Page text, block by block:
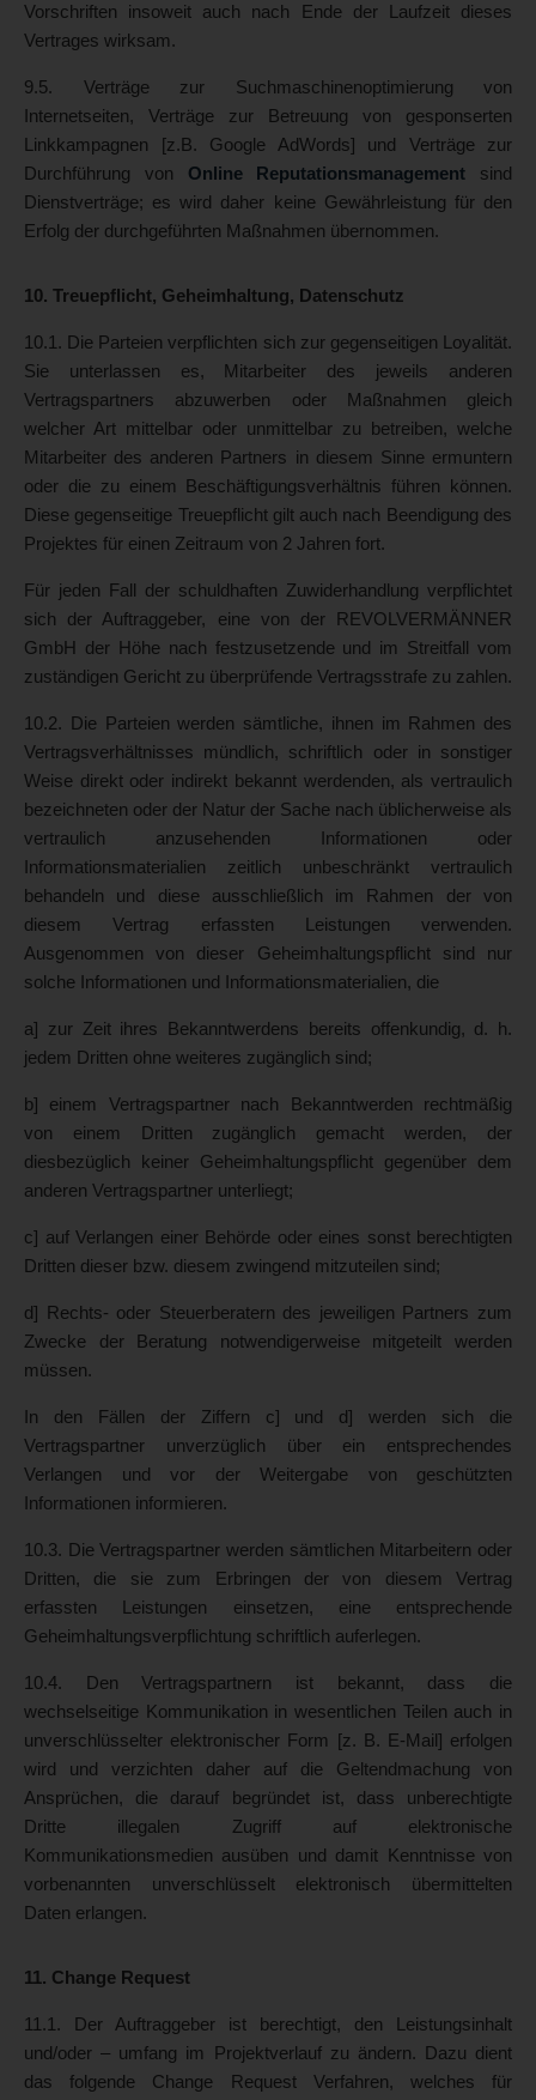
Vorschriften insoweit auch nach Ende der Laufzeit dieses
Vertrages wirksam.
9.5. Verträge zur Suchmaschinenoptimierung von
Internetseiten, Verträge zur Betreuung von gesponserten
Linkkampagnen [z.B. Google AdWords] und Verträge zur
Durchführung von Online Reputationsmanagement sind
Dienstverträge; es wird daher keine Gewährleistung für den
Erfolg der durchgeführten Maßnahmen übernommen.
10. Treuepflicht, Geheimhaltung, Datenschutz
10.1. Die Parteien verpflichten sich zur gegenseitigen Loyalität.
Sie unterlassen es, Mitarbeiter des jeweils anderen
Vertragspartners abzuwerben oder Maßnahmen gleich
welcher Art mittelbar oder unmittelbar zu betreiben, welche
Mitarbeiter des anderen Partners in diesem Sinne ermuntern
oder die zu einem Beschäftigungsverhältnis führen können.
Diese gegenseitige Treuepflicht gilt auch nach Beendigung des
Projektes für einen Zeitraum von 2 Jahren fort.
Für jeden Fall der schuldhaften Zuwiderhandlung verpflichtet
sich der Auftraggeber, eine von der REVOLVERMÄNNER
GmbH der Höhe nach festzusetzende und im Streitfall vom
zuständigen Gericht zu überprüfende Vertragsstrafe zu zahlen.
10.2. Die Parteien werden sämtliche, ihnen im Rahmen des
Vertragsverhältnisses mündlich, schriftlich oder in sonstiger
Weise direkt oder indirekt bekannt werdenden, als vertraulich
bezeichneten oder der Natur der Sache nach üblicherweise als
vertraulich anzusehenden Informationen oder
Informationsmaterialien zeitlich unbeschränkt vertraulich
behandeln und diese ausschließlich im Rahmen der von
diesem Vertrag erfassten Leistungen verwenden.
Ausgenommen von dieser Geheimhaltungspflicht sind nur
solche Informationen und Informationsmaterialien, die
a] zur Zeit ihres Bekanntwerdens bereits offenkundig, d. h.
jedem Dritten ohne weiteres zugänglich sind;
b] einem Vertragspartner nach Bekanntwerden rechtmäßig
von einem Dritten zugänglich gemacht werden, der
diesbezüglich keiner Geheimhaltungspflicht gegenüber dem
anderen Vertragspartner unterliegt;
c] auf Verlangen einer Behörde oder eines sonst berechtigten
Dritten dieser bzw. diesem zwingend mitzuteilen sind;
d] Rechts- oder Steuerberatern des jeweiligen Partners zum
Zwecke der Beratung notwendigerweise mitgeteilt werden
müssen.
In den Fällen der Ziffern c] und d] werden sich die
Vertragspartner unverzüglich über ein entsprechendes
Verlangen und vor der Weitergabe von geschützten
Informationen informieren.
10.3. Die Vertragspartner werden sämtlichen Mitarbeitern oder
Dritten, die sie zum Erbringen der von diesem Vertrag
erfassten Leistungen einsetzen, eine entsprechende
Geheimhaltungsverpflichtung schriftlich auferlegen.
10.4. Den Vertragspartnern ist bekannt, dass die
wechselseitige Kommunikation in wesentlichen Teilen auch in
unverschlüsselter elektronischer Form [z. B. E-Mail] erfolgen
wird und verzichten daher auf die Geltendmachung von
Ansprüchen, die darauf begründet ist, dass unberechtigte
Dritte illegalen Zugriff auf elektronische
Kommunikationsmedien ausüben und damit Kenntnisse von
vorbenannten unverschlüsselt elektronisch übermittelten
Daten erlangen.
11. Change Request
11.1. Der Auftraggeber ist berechtigt, den Leistungsinhalt
und/oder – umfang im Projektverlauf zu ändern. Dazu dient
das folgende Change Request Verfahren, welches für